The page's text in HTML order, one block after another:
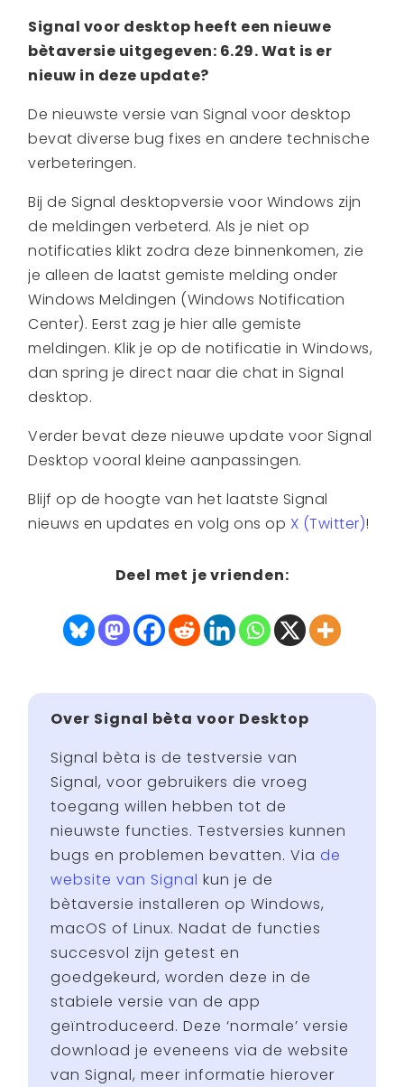
Signal voor desktop heeft een nieuwe
bètaversie uitgegeven: 6.29. Wat is er
nieuw in deze update?
De nieuwste versie van Signal voor desktop
bevat diverse bug fixes en andere technische
verbeteringen.
Bij de Signal desktopversie voor Windows zijn
de meldingen verbeterd. Als je niet op
notificaties klikt zodra deze binnenkomen, zie
je alleen de laatst gemiste melding onder
Windows Meldingen (Windows Notification
Center). Eerst zag je hier alle gemiste
meldingen. Klik je op de notificatie in Windows,
dan spring je direct naar die chat in Signal
desktop.
Verder bevat deze nieuwe update voor Signal
Desktop vooral kleine aanpassingen.
Blijf op de hoogte van het laatste Signal
nieuws en updates en volg ons op X (Twitter)!
Deel met je vrienden:
Over Signal bèta voor Desktop
Signal bèta is de testversie van
Signal, voor gebruikers die vroeg
toegang willen hebben tot de
nieuwste functies. Testversies kunnen
bugs en problemen bevatten. Via de
website van Signal kun je de
bètaversie installeren op Windows,
macOS of Linux. Nadat de functies
succesvol zijn getest en
goedgekeurd, worden deze in de
stabiele versie van de app
geïntroduceerd. Deze ‘normale’ versie
download je eveneens via de website
van Signal, meer informatie hierover